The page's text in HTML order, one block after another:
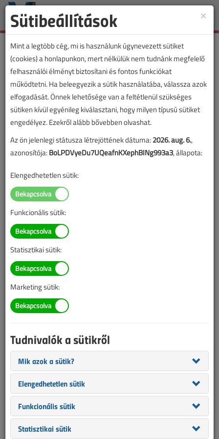
Toggle
A villamos vasúti vontatás
fejlődése
2015. december 2. |
Az alábbi tartalom archív, 11 éve frissült utoljára. A cikkben
szereplő információk mára aktualitásukat veszíthették, valamint a
tartalom helyenként hiányos lehet (képek, táblázatok stb.).
×
Sütibeállítások
Mint a legtöbb cég, mi is használunk úgynevezett sütiket
(cookies) a honlapunkon, mert nélkülük nem tudnánk megfelelő
felhasználói élményt biztosítani és fontos funkciókat
működtetni. Ha beleegyezik a sütik használatába, válassza azok
elfogadását. Önnek lehetősége van a feltétlenül szükséges
sütiken kívül egyénileg kiválasztani, hogy milyen típusú sütiket
engedélyez. Ezekről alább bővebben olvashat.
Az ön jelenlegi státusza létrejöttének dátuma:2026. aug. 6.,
azonosítója:BoLPDVyeDu7UQeafnKXephBINg993a3, állapota:
Elengedhetetlen sütik:
Funkcionális sütik:
Statisztikai sütik:
Marketing sütik:
Tudnivalók a sütikről
Mik azok a sütik?
Elengedhetetlen sütik
Funkcionális sütik
Statisztikai sütik